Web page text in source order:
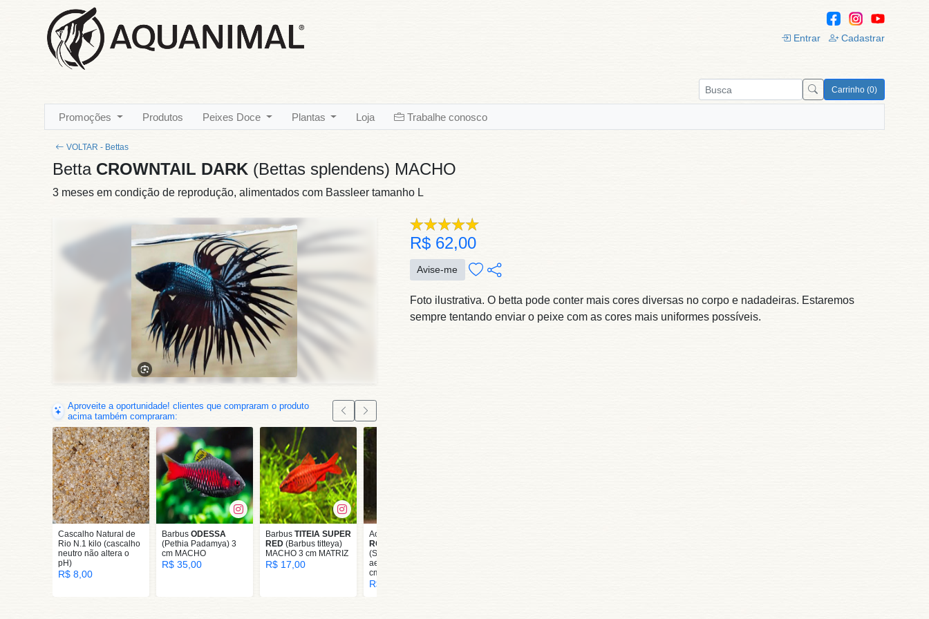
Entrar Cadastrar
Carrinho (0)
Promoções Produtos Peixes Doce Plantas Loja Trabalhe conosco
VOLTAR - Bettas
Betta CROWNTAIL DARK (Bettas splendens) MACHO
3 meses em condição de reprodução, alimentados com Bassleer tamanho L
Aproveite a oportunidade! clientes que compraram o produto
acima também compraram:
Cascalho Natural de
Rio N.1 kilo (cascalho
neutro não altera o
pH)
R$ 8,00
Barbus ODESSA
(Pethia Padamya) 3
cm MACHO
R$ 35,00
Barbus TITEIA SUPER
RED (Barbus titteya)
MACHO 3 cm MATRIZ
R$ 17,00
Acará-Disco
ROSE GRADE AA
(Symphysodon
aequifasciata) 6 a 7
cm
R$ 152,00
R$ 62,00
Avise-me
Foto ilustrativa. O betta pode conter mais cores diversas no corpo e nadadeiras. Estaremos
sempre tentando enviar o peixe com as cores mais uniformes possíveis.